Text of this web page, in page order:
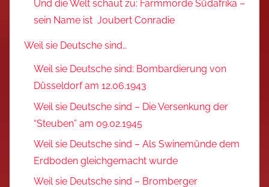
Und die Welt schaut zu: Farmmorde Südafrika –
sein Name ist Joubert Conradie
Weil sie Deutsche sind…
Weil sie Deutsche sind: Bombardierung von
Düsseldorf am 12.06.1943
Weil sie Deutsche sind – Die Versenkung der
“Steuben” am 09.02.1945
Weil sie Deutsche sind – Als Swinemünde dem
Erdboden gleichgemacht wurde
Weil sie Deutsche sind – Bromberger